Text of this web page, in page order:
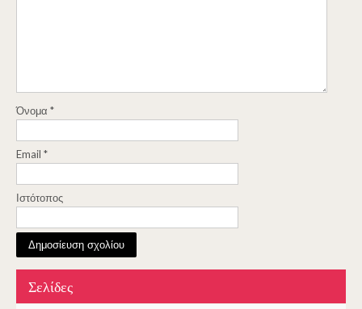
Όνομα *
Email *
Ιστότοπος
Σελίδες